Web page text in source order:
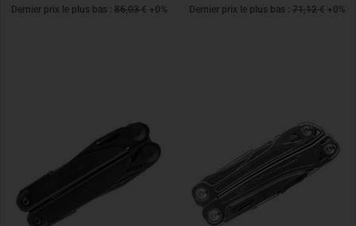
Dernier prix le plus bas : 86,03 € +0% Dernier prix le plus bas : 71,12 € +0%